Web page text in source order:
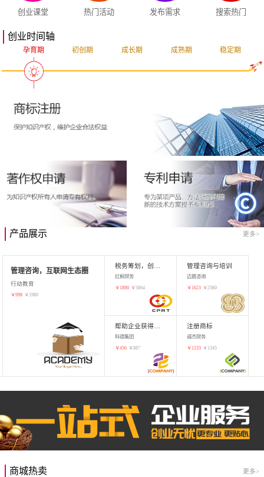
创业课堂 热门活动 发布需求 搜索热门
创业时间轴
孕育期 初创期 成长期 成熟期 稳定期
产品展示 更多>
管理咨询，互联网生态圈
行动教育
￥998 ￥ 1980
红枫财务
￥ 1890 ￥5864
管理咨询与培训
迈晨咨询
￥ 1623 ￥2360
科德集团
￥456 ￥887
注册商标
诚杰财务
￥ 1233 ￥ 1345
商城热卖 更多>